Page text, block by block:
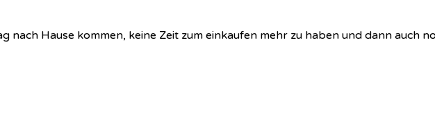
nach Hause kommen, keine Zeit zum einkaufen mehr zu haben und dann auch